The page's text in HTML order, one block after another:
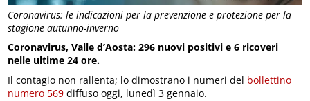
Coronavirus: le indicazioni per la prevenzione e protezione per la
stagione autunno-inverno
Coronavirus, Valle d’Aosta: 296 nuovi positivi e 6 ricoveri
nelle ultime 24 ore.
Il contagio non rallenta; lo dimostrano i numeri del bollettino
numero 569 diffuso oggi, lunedì 3 gennaio.